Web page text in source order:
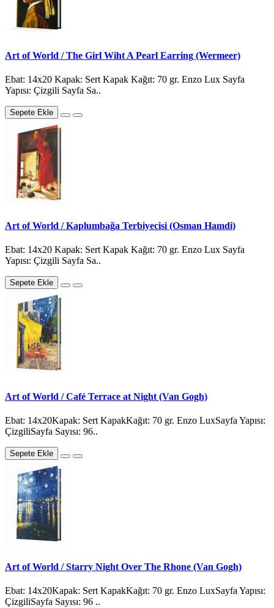
Art of World / The Girl Wiht A Pearl Earring (Wermeer)
Ebat: 14x20 Kapak: Sert Kapak Kağıt: 70 gr. Enzo Lux Sayfa
Yapısı: Çizgili Sayfa Sa..
Sepete Ekle
Art of World / Kaplumbağa Terbiyecisi (Osman Hamdi)
Ebat: 14x20 Kapak: Sert Kapak Kağıt: 70 gr. Enzo Lux Sayfa
Yapısı: Çizgili Sayfa Sa..
Sepete Ekle
Art of World / Café Terrace at Night (Van Gogh)
Ebat: 14x20Kapak: Sert KapakKağıt: 70 gr. Enzo LuxSayfa Yapısı:
ÇizgiliSayfa Sayısı: 96..
Sepete Ekle
Art of World / Starry Night Over The Rhone (Van Gogh)
Ebat: 14x20Kapak: Sert KapakKağıt: 70 gr. Enzo LuxSayfa Yapısı:
ÇizgiliSayfa Sayısı: 96 ..